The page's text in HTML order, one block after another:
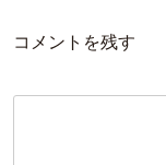
コメントを残す